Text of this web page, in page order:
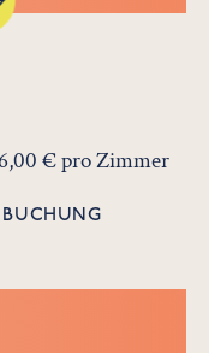
€ pro Zimmer
BUCHUNG